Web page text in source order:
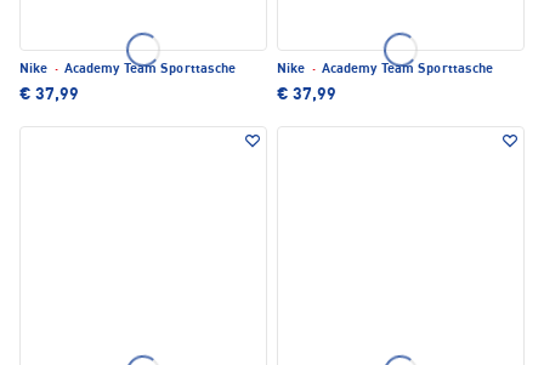
Nike · Academy Team Sporttasche
€ 37,99
Nike · Academy Team Sporttasche
€ 37,99